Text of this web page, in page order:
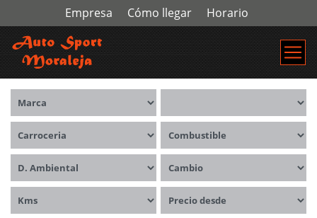
Empresa Cómo llegar Horario
Marca
Carrocerías Combustible
Distintivo ambiental Cambio
Kms Precio desde